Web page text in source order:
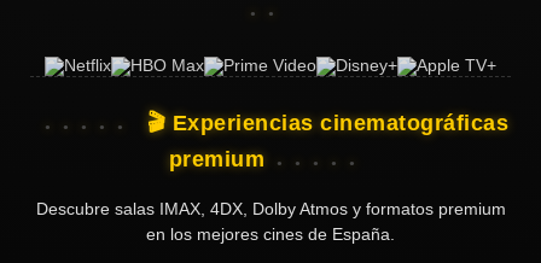
🎬 Experiencias cinematográficas
premium
Descubre salas IMAX, 4DX, Dolby Atmos y formatos premium
en los mejores cines de España.